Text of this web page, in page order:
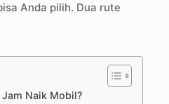
Anda pilih. Dua rute
Naik Mobil?